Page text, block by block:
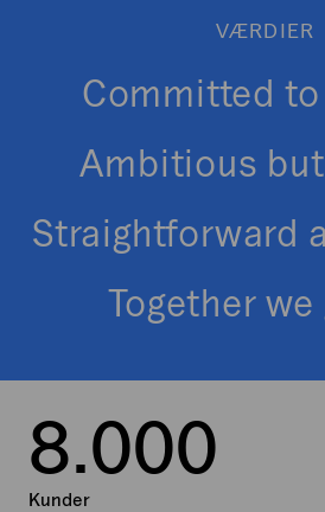
VÆRDIER
Committed
Ambitious
Straightforward
Together
8.000
Kunder